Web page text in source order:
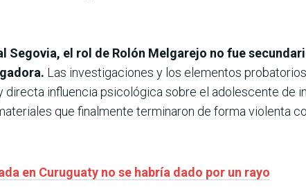
el rol de Rolón Melgarejo no fue
Las investigaciones y los elementos
influencia psicológica sobre el adolescente de
que finalmente terminaron de forma violenta
en Curuguaty no se habría dado por un rayo